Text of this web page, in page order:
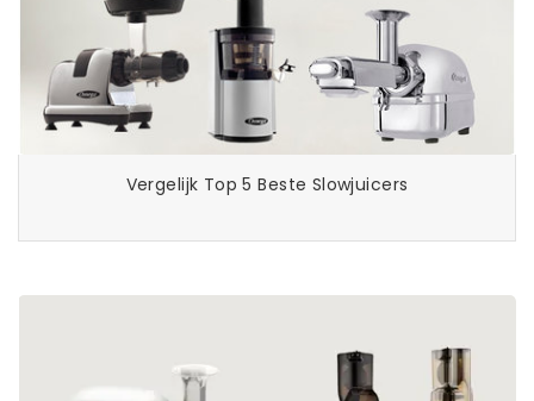
Vergelijk Top 5 Beste Slowjuicers